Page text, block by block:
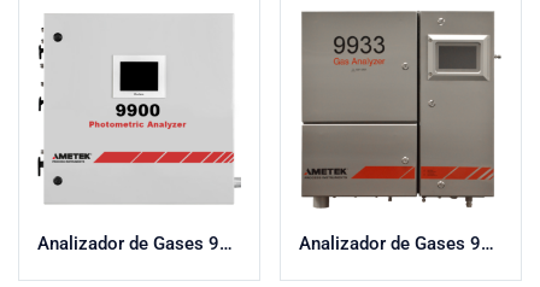
Analizador de Gases 9900 Analizador de Gases 9933